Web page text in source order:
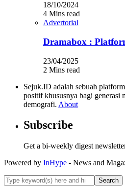
18/10/2024
4 Mins read
Advertorial
Dramabox :
23/04/2025
2 Mins read
Sejuk.ID adalah sebuah
positif khususnya bagi generasi
demografi. About
Subscribe
Get a bi-weekly digest
Powered by InHype - News and